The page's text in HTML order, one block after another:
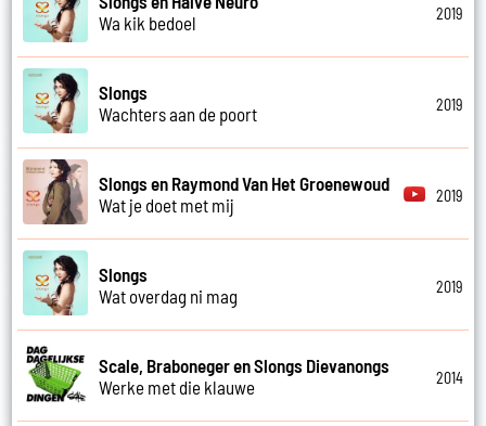
Wa kik bedoel
2019
Slongs
Wachters aan de poort
2019
Slongs en Raymond Van Het Groenewoud
Wat je doet met mij
2019
Slongs
Wat overdag ni mag
2019
Scale, Braboneger en Slongs Dievanongs
Werke met die klauwe
2014